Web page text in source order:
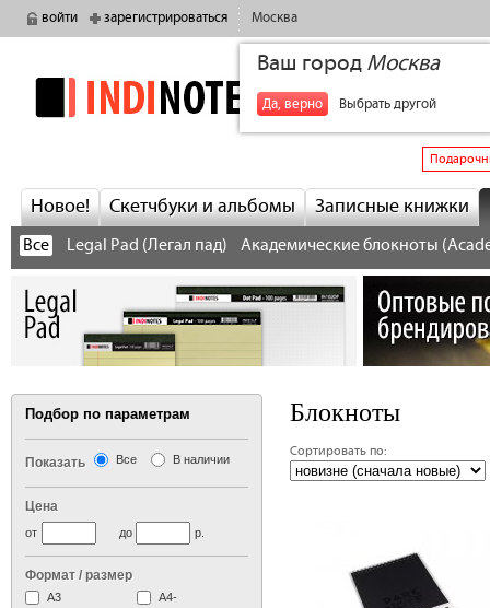
войти зарегистрироваться Москва
Ваш город Москва
Да, верно Выбрать другой
indinotes
Новое! Скетчбуки и альбомы Записные книжки
Все Legal Pad (Легал пад) Академические блокноты
Блокноты
Сортировать по:
‹ предыдущая
Подбор по параметрам
Показать Все В наличии
Цена
до
от р.
Формат / размер
А3
А4-